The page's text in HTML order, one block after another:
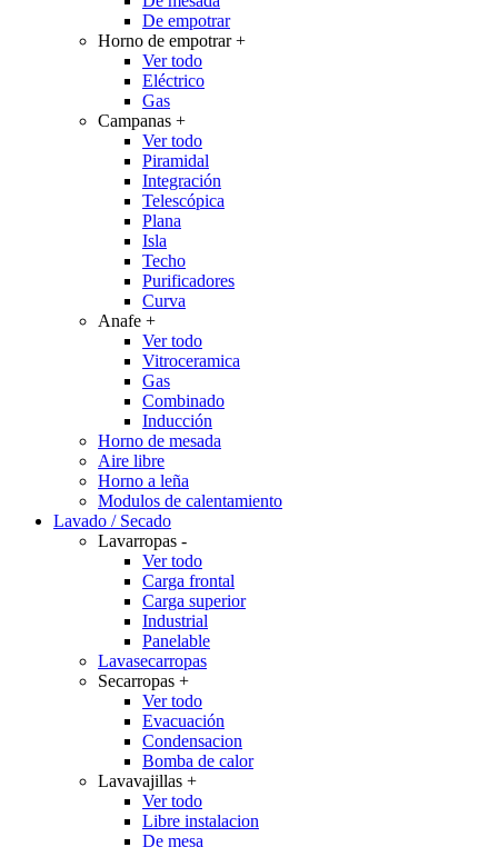
De empotrar
Horno de empotrar+
Ver todo
Eléctrico
Gas
Campanas +
Ver todo
Piramidal
Integración
Telescópica
Plana
Isla
Techo
Purificadores
Curva
Anafe +
Ver todo
Vitroceramica
Gas
Combinado
Inducción
Horno de mesada
Aire libre
Horno a leña
Modulos de calentamiento
Lavado / Secado
Lavarropas -
Ver todo
Carga frontal
Carga superior
Industrial
Panelable
Lavasecarropas
Secarropas +
Ver todo
Evacuación
Condensacion
Bomba de calor
Lavavajillas +
Ver todo
Libre instalacion
De mesa